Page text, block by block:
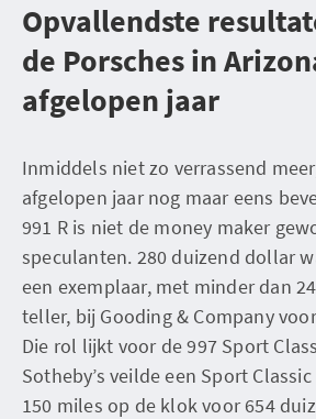
Opvallendste
de Porsches in
afgelopen jaar
Inmiddels niet zo verrassend
afgelopen jaar nog maar eens
991 R is niet de money maker
speculanten. 280 duizend dollar
een exemplaar, met minder dan
teller, bij Gooding & Company
Die rol lijkt voor de 997 Sport
Sotheby’s veilde een Sport
150 miles op de klok voor 654